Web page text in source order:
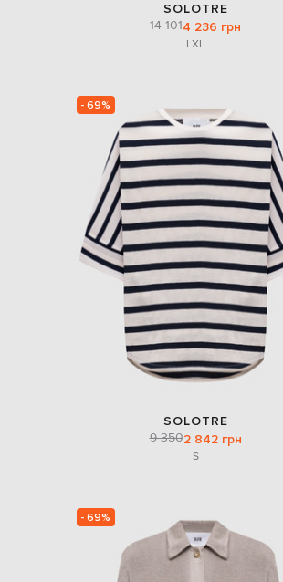
SOLOTRE
14 1014 236 грн
LXL
- 69%
SOLOTRE
9 3502 842 грн
S
- 69%